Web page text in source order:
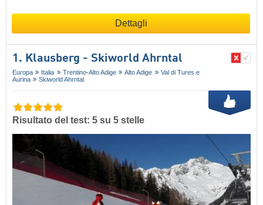
Dettagli
1. Klausberg - Skiworld Ahrntal
Europa Italia Trentino-Alto Adige Alto Adige
Val di Tures e
Aurina
Skiworld Ahrntal
Risultato del test: 5 su 5 stelle